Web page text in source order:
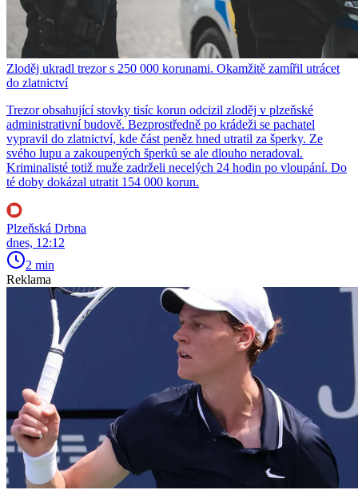
Zloděj ukradl trezor s 250 000 korunami. Okamžitě zamířil utrácet
do zlatnictví
Trezor obsahující stovky tisíc korun odcizil zloděj v plzeňské
administrativní budově. Bezprostředně po krádeži se pachatel
vypravil do zlatnictví, kde část peněz hned utratil za šperky. Ze
svého lupu a zakoupených šperků se ale dlouho neradoval.
Kriminalisté totiž muže zadrželi necelých 24 hodin po vloupání. Do
té doby dokázal utratit 154 000 korun.
Plzeňská Drbna
dnes, 12:12
2 min
Reklama